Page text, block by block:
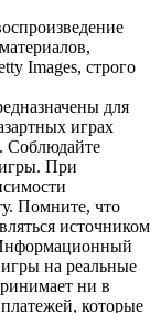
Images, строго
для
играх
Соблюдайте
При
Помните, что
источником
на реальные
ни в
которые